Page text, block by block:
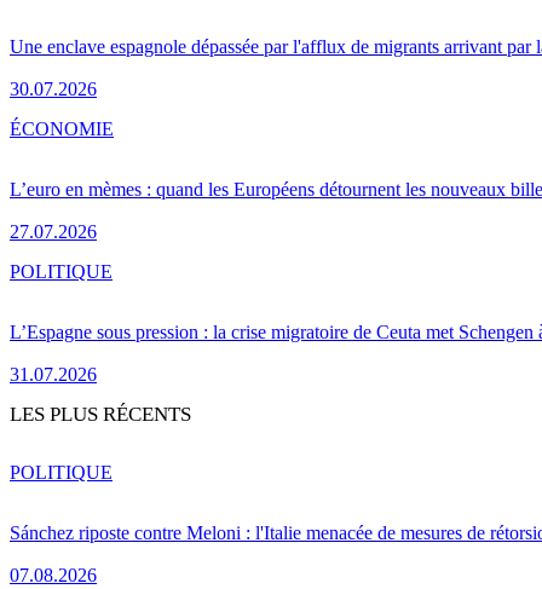
Une enclave espagnole dépassée par l'afflux de migrants arrivant par
30.07.2026
L’euro en mèmes : quand les Européens détournent les nouveaux
27.07.2026
ÉCONOMIE
L’Espagne sous pression : la crise migratoire de Ceuta met Schengen
31.07.2026
POLITIQUE
LES PLUS RÉCENTS
Sánchez riposte contre Meloni : l'Italie menacée de mesures de
07.08.2026
POLITIQUE